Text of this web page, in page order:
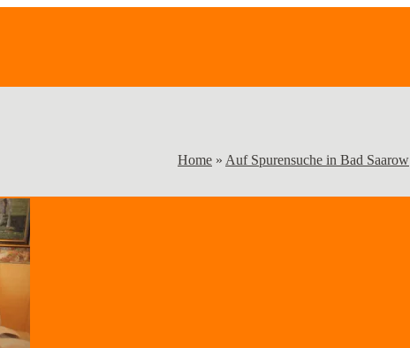
Home » Auf Spurensuche in Bad Saarow